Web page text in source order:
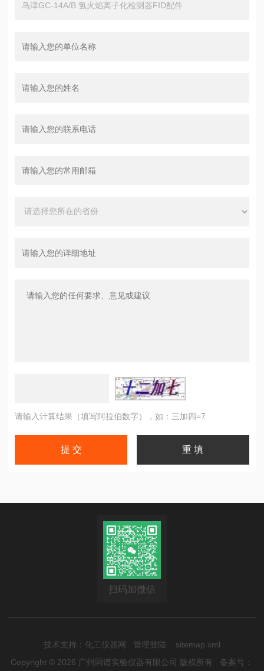
请输入计算结果（填写阿拉伯数字），如：三加四=7
扫码加微信
技术支持： 化工仪器网 管理登陆
sitemap.xml
Copyright © 2026 广州同谱实验仪器有限公司 版权所有 备案号：